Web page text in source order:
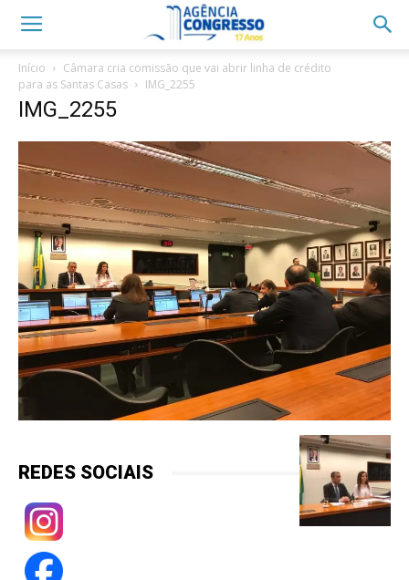
Início
Câmara cria comissão que vai abrir linha de crédito
para as Santas Casas
IMG_2255
IMG_2255
REDES SOCIAIS